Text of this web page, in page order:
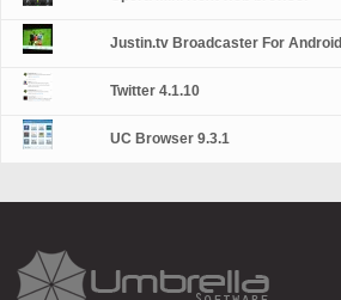
Justin.tv Broadcaster For Android
Twitter 4.1.10
UC Browser 9.3.1